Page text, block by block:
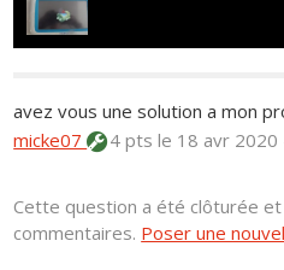
avez vous une solution a mon
micke07
4 ptsle 18 avr 2020
Cette question a été clôturée
commentaires. Poser une